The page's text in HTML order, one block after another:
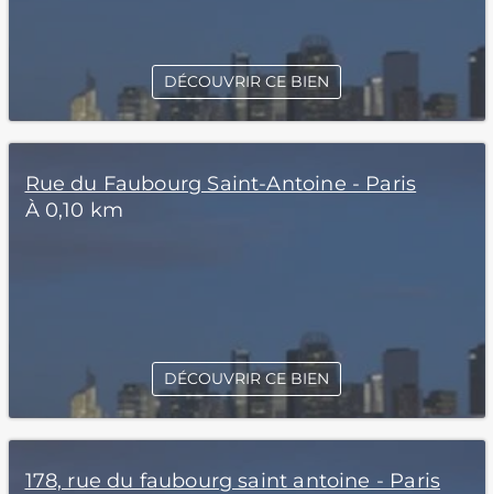
DÉCOUVRIR CE BIEN
Rue du Faubourg Saint-Antoine - Paris
À 0,10 km
DÉCOUVRIR CE BIEN
178, rue du faubourg saint antoine - Paris